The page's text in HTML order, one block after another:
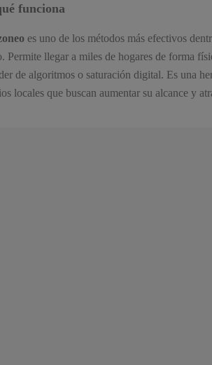
funciona
es uno de los métodos más efectivos
Permite llegar a miles de hogares de forma
de algoritmos o saturación digital. Es una
locales que buscan aumentar su alcance y